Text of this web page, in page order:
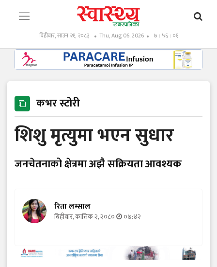
बिहीबार, साउन २१, २०८३ Thu, Aug 06, 2026 ७ : ५६ : ०३
कभर स्टोरी
शिशु मृत्युमा भएन सुधार
जनचेतनाको क्षेत्रमा अझै सक्रियता आवश्यक
रिता लम्साल
बिहीबार, कात्तिक २, २०८० ०७:४२